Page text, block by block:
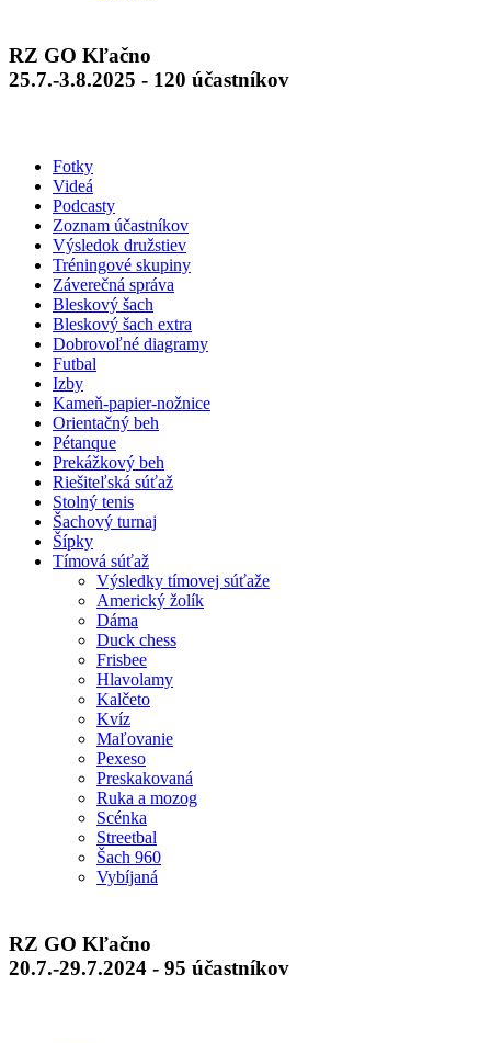
RZ GO Kľačno
25.7.-3.8.2025 - 120 účastníkov
Fotky
Videá
Podcasty
Zoznam účastníkov
Výsledok družstiev
Tréningové skupiny
Záverečná správa
Bleskový šach
Bleskový šach extra
Dobrovoľné diagramy
Futbal
Izby
Kameň-papier-nožnice
Orientačný beh
Pétanque
Prekážkový beh
Riešiteľská súťaž
Stolný tenis
Šachový turnaj
Šípky
Tímová súťaž
Výsledky tímovej súťaže
Americký žolík
Dáma
Duck chess
Frisbee
Hlavolamy
Kalčeto
Kvíz
Maľovanie
Pexeso
Preskakovaná
Ruka a mozog
Scénka
Streetbal
Šach 960
Vybíjaná
RZ GO Kľačno
20.7.-29.7.2024 - 95 účastníkov